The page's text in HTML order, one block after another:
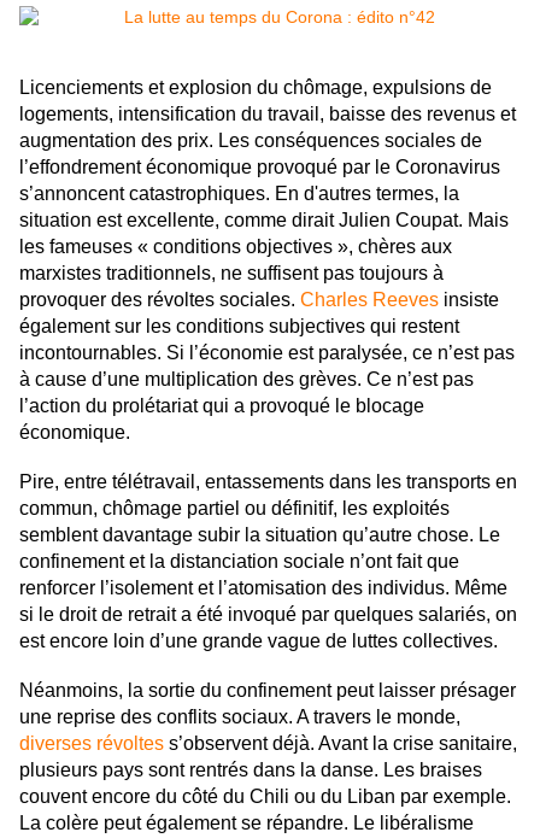
Licenciements et explosion du chômage, expulsions de
logements, intensification du travail, baisse des revenus et
augmentation des prix. Les conséquences sociales de
l’effondrement économique provoqué par le Coronavirus
s’annoncent catastrophiques. En d'autres termes, la
situation est excellente, comme dirait Julien Coupat. Mais
les fameuses « conditions objectives », chères aux
marxistes traditionnels, ne suffisent pas toujours à
provoquer des révoltes sociales. Charles Reeves insiste
également sur les conditions subjectives qui restent
incontournables. Si l’économie est paralysée, ce n’est pas
à cause d’une multiplication des grèves. Ce n’est pas
l’action du prolétariat qui a provoqué le blocage
économique.
Pire, entre télétravail, entassements dans les transports en
commun, chômage partiel ou définitif, les exploités
semblent davantage subir la situation qu’autre chose. Le
confinement et la distanciation sociale n’ont fait que
renforcer l’isolement et l’atomisation des individus. Même
si le droit de retrait a été invoqué par quelques salariés, on
est encore loin d’une grande vague de luttes collectives.
Néanmoins, la sortie du confinement peut laisser présager
une reprise des conflits sociaux. A travers le monde,
diverses révoltes s’observent déjà. Avant la crise sanitaire,
plusieurs pays sont rentrés dans la danse. Les braises
couvent encore du côté du Chili ou du Liban par exemple.
La colère peut également se répandre. Le libéralisme